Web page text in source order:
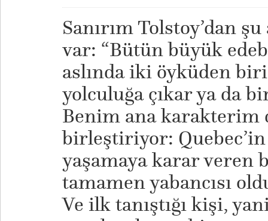
Sanırım Tolstoy’dan
var: “Bütün büyük
aslında iki öyküden
yolculuğa çıkar ya da
Benim ana karakterim
birleştiriyor:
yaşamaya karar veren
tamamen yabancısı
Ve ilk tanıştığı kişi,